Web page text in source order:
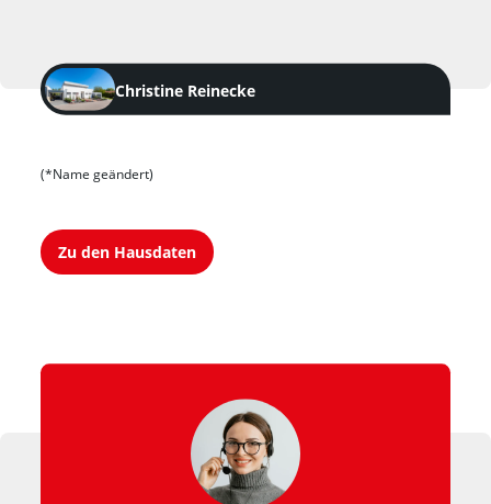
Christine Reinecke
(*Name geändert)
Zu den Hausdaten